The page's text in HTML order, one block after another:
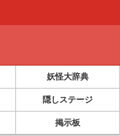
妖怪大辞典
隠しステージ
掲示板